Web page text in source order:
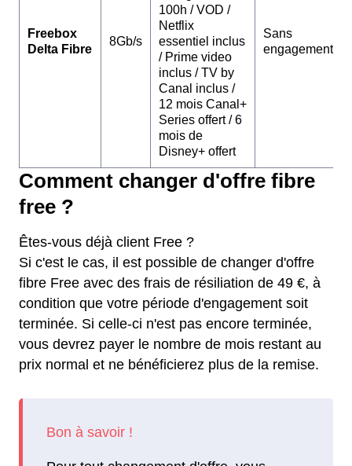
Freebox
Delta Fibre
8Gb/s
100h / VOD /
Netflix
essentiel inclus
/ Prime video
inclus / TV by
Canal inclus /
12 mois Canal+
Series offert / 6
mois de
Disney+ offert
Sans
engagement
Comment changer d'offre fibre
free ?
Êtes-vous déjà client Free ?
Si c'est le cas, il est possible de changer d'offre
fibre Free avec des frais de résiliation de 49 €, à
condition que votre période d'engagement soit
terminée. Si celle-ci n'est pas encore terminée,
vous devrez payer le nombre de mois restant au
prix normal et ne bénéficierez plus de la remise.